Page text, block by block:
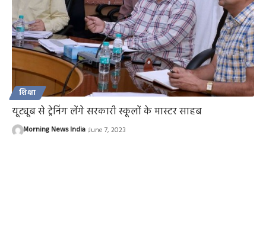
शिक्षा
यूट्यूब से ट्रेनिंग लेंगे सरकारी स्कूलों के मास्टर साहब
Morning News India June 7, 2023